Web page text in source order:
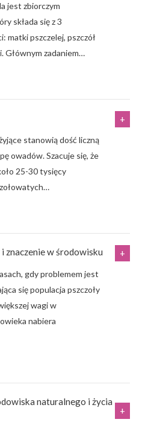
jest zbiorczym
składa się z 3
matki pszczelej, pszczół
zadaniem…
stanowią dość liczną
owadów. Szacuje się, że
25-30 tysięcy
…
znaczenie w środowisku
gdy problemem jest
się populacja pszczoły
wagi w
nabiera
naturalnego i życia